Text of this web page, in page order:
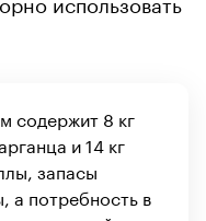
содержит 8 кг
и 14 кг
запасы
а потребность в